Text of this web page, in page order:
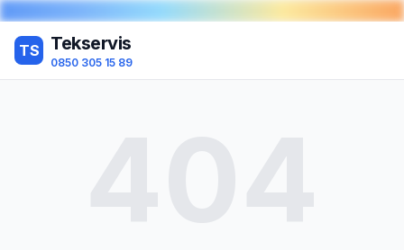
TS Tekservis
0850 305 15 89